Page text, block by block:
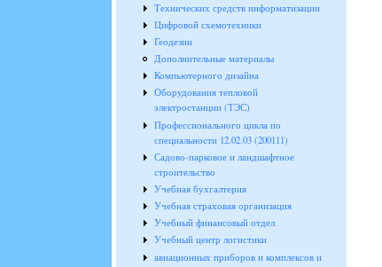
Технических средств информатизации
Цифровой схемотехники
Геодезии
Дополнительные материалы
Компьютерного дизайна
Оборудования тепловой
электростанции (ТЭС)
Профессионального цикла по
специальности 12.02.03 (200111)
Садово-парковое и ландшафтное
строительство
Учебная бухгалтерия
Учебная страховая организация
Учебный финансовый отдел
Учебный центр логистики
авиационных приборов и комплексов и